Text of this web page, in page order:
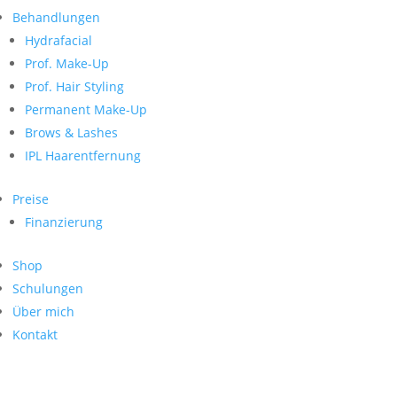
Behandlungen
Hydrafacial
Prof. Make-Up
Prof. Hair Styling
Permanent Make-Up
Brows & Lashes
IPL Haarentfernung
Preise
Finanzierung
Shop
Schulungen
Über mich
Kontakt
nach:
Neueste Kommentare
Archiv
Kategorien
Keine Kategorien
Meta
Anmelden
Feed der Einträge
WordPress.org
Search
nach:
Archive
Kontakt
Impressum
Datenschutz